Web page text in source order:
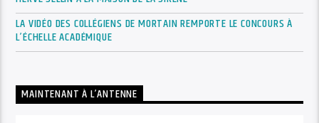
LA VIDÉO DES COLLÉGIENS DE MORTAIN REMPORTE LE CONCOURS À
L’ÉCHELLE ACADÉMIQUE
MAINTENANT À L’ANTENNE